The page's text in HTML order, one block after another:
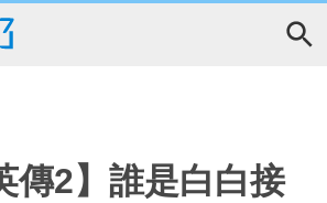
傳2】誰是白白接